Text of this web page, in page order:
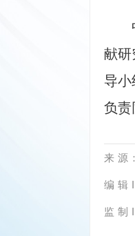
中
献研
导
负责
来 源：
编 辑
监 制